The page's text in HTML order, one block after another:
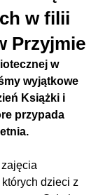
w filii
Przyjmie
w
wyjątkowe
Książki i
przypada
dzieci z